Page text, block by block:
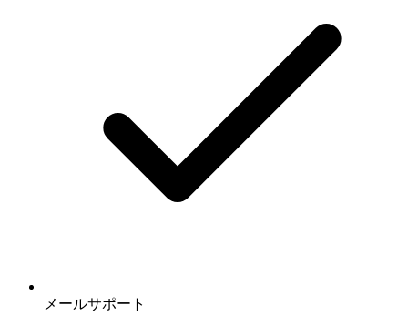
メールサポート